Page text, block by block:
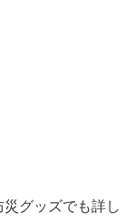
グッズでも詳し